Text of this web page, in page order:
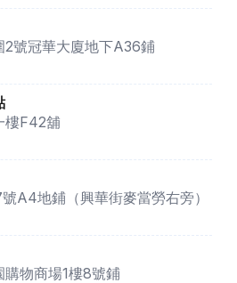
2號冠華大廈地下A36鋪
樓F42舖
A4地鋪（興華街麥當勞右旁）
物商場1樓8號鋪